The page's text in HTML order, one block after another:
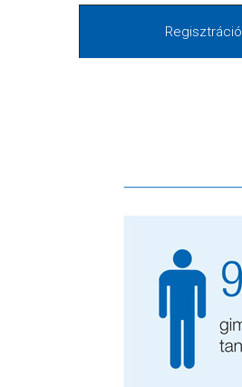
Regisztráció